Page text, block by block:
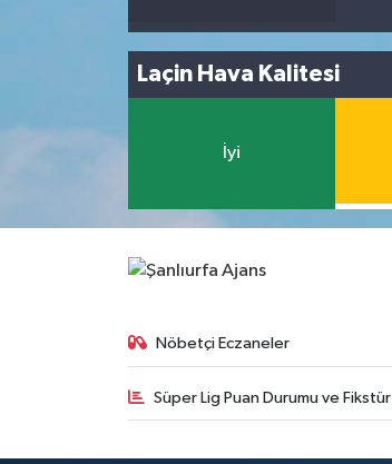
Laçin Hava Kalitesi
İyi
Nöbetçi Eczaneler
Süper Lig Puan Durumu ve Fikstür